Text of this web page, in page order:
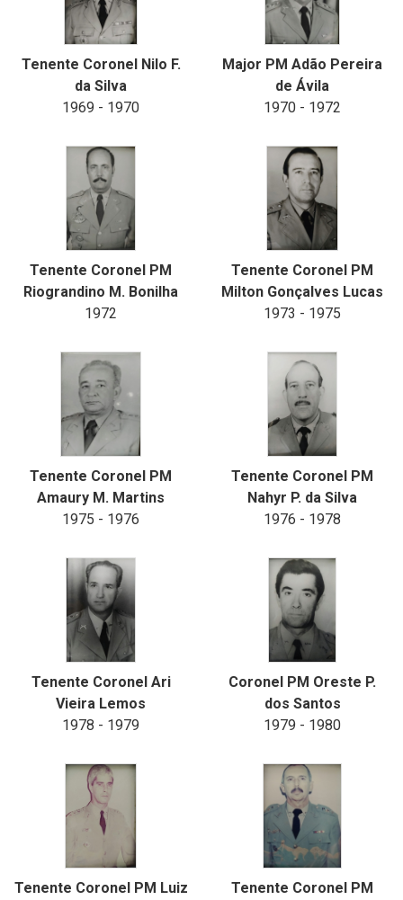
Tenente Coronel Nilo F.
da Silva
1969 - 1970
Major PM Adão Pereira
de Ávila
1970 - 1972
Tenente Coronel PM
Riograndino M. Bonilha
1972
Tenente Coronel PM
Milton Gonçalves Lucas
1973 - 1975
Tenente Coronel PM
Amaury M. Martins
1975 - 1976
Tenente Coronel PM
Nahyr P. da Silva
1976 - 1978
Tenente Coronel Ari
Vieira Lemos
1978 - 1979
Coronel PM Oreste P.
dos Santos
1979 - 1980
Tenente Coronel PM Luiz
Tenente Coronel PM